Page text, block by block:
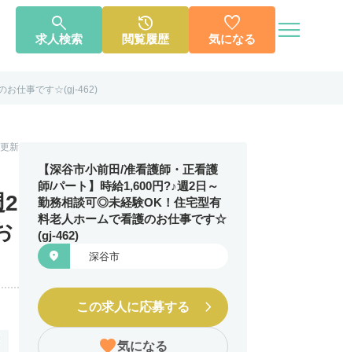

求人検索

閲覧履歴

気になる 
個人情報保護方針
お仕事です☆(gj-462)
新
2
【深谷市小前田/准看護師・正看護
師/パート】時給1,600円?♪週2日～
勤務相談可◎未経験OK！住宅型有
料老人ホームで看護のお仕事です☆
(gj-462)
 深谷市
この求人に応募する
気になる